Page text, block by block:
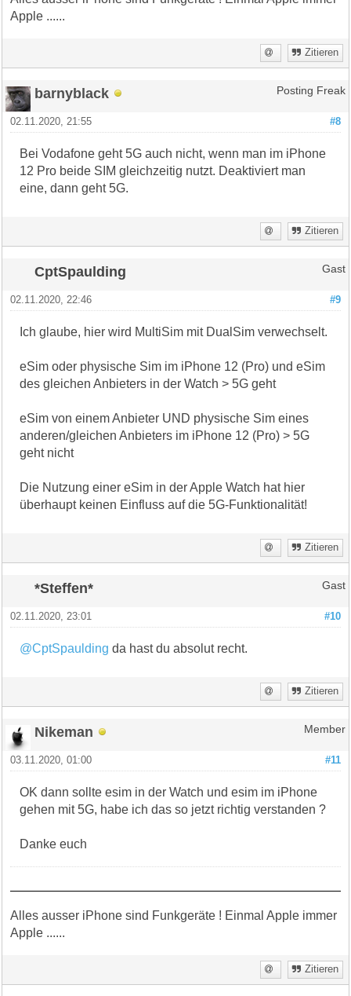
Apple ......
Zitieren
barnyblack Posting Freak
#8
02.11.2020, 21:55
Bei Vodafone geht 5G auch nicht, wenn man im iPhone
12 Pro beide SIM gleichzeitig nutzt. Deaktiviert man
eine, dann geht 5G.
Zitieren
CptSpaulding Gast
#9
02.11.2020, 22:46
Ich glaube, hier wird MultiSim mit DualSim verwechselt.
eSim oder physische Sim im iPhone 12 (Pro) und eSim
des gleichen Anbieters in der Watch > 5G geht
eSim von einem Anbieter UND physische Sim eines
anderen/gleichen Anbieters im iPhone 12 (Pro) > 5G
geht nicht
Die Nutzung einer eSim in der Apple Watch hat hier
überhaupt keinen Einfluss auf die 5G-Funktionalität!
Zitieren
*Steffen* Gast
#10
02.11.2020, 23:01
@CptSpaulding da hast du absolut recht.
Zitieren
Nikeman Member
#11
03.11.2020, 01:00
OK dann sollte esim in der Watch und esim im iPhone
gehen mit 5G, habe ich das so jetzt richtig verstanden ?
Danke euch
Alles ausser iPhone sind Funkgeräte ! Einmal Apple immer
Apple ......
Zitieren